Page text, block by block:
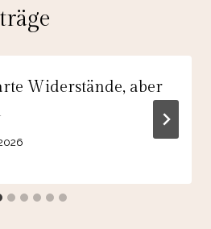
Widerstände, aber